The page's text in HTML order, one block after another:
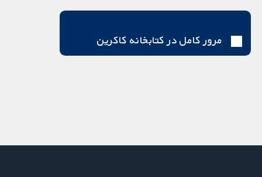
مرور کامل در کتابخانه کاکرین